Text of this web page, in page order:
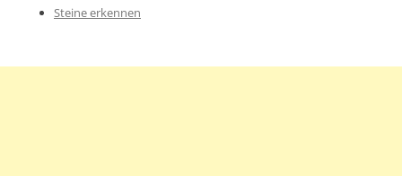
Steine erkennen